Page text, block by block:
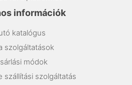
információk
katalógus
szolgáltatások
módok
szállítási szolgáltatás